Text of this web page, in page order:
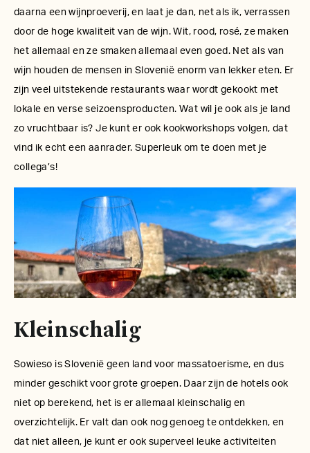
daarna een wijnproeverij, en laat je dan, net als ik, verrassen
door de hoge kwaliteit van de wijn. Wit, rood, rosé, ze maken
het allemaal en ze smaken allemaal even goed. Net als van
wijn houden de mensen in Slovenië enorm van lekker eten. Er
zijn veel uitstekende restaurants waar wordt gekookt met
lokale en verse seizoensproducten. Wat wil je ook als je land
zo vruchtbaar is? Je kunt er ook kookworkshops volgen, dat
vind ik echt een aanrader. Superleuk om te doen met je
collega’s!
Kleinschalig
Sowieso is Slovenië geen land voor massatoerisme, en dus
minder geschikt voor grote groepen. Daar zijn de hotels ook
niet op berekend, het is er allemaal kleinschalig en
overzichtelijk. Er valt dan ook nog genoeg te ontdekken, en
dat niet alleen, je kunt er ook superveel leuke activiteiten